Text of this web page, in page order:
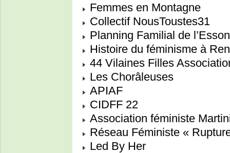
Femmes en Montagne
Collectif NousToustes31
Planning Familial de
Histoire du féminisme à
44 Vilaines Filles
Les Chorâleuses
APIAF
CIDFF 22
Association féministe
Réseau Féministe «
Led By Her